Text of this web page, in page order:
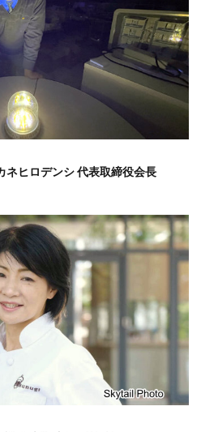
ネヒロデンシ 代表取締役会長